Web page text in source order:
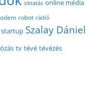
oktatás online média
robot rádió
startup Szalay Dániel
tv tévé tévézés